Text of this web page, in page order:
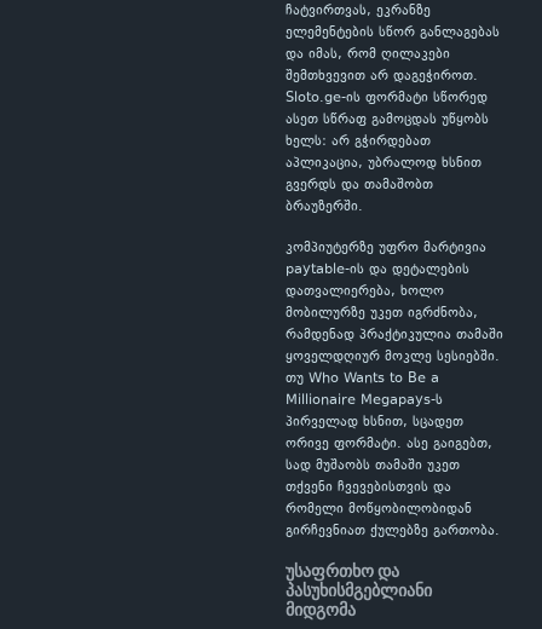
ჩატვირთვას, ეკრანზე
ელემენტების სწორ განლაგებას
და იმას, რომ ღილაკები
შემთხვევით არ დაგეჭიროთ.
Sloto.ge-ის ფორმატი სწორედ
ასეთ სწრაფ გამოცდას უწყობს
ხელს: არ გჭირდებათ
აპლიკაცია, უბრალოდ ხსნით
გვერდს და თამაშობთ
ბრაუზერში.
კომპიუტერზე უფრო მარტივია
paytable-ის და დეტალების
დათვალიერება, ხოლო
მობილურზე უკეთ იგრძნობა,
რამდენად პრაქტიკულია თამაში
ყოველდღიურ მოკლე სესიებში.
თუ Who Wants to Be a
Millionaire Megapays-ს
პირველად ხსნით, სცადეთ
ორივე ფორმატი. ასე გაიგებთ,
სად მუშაობს თამაში უკეთ
თქვენი ჩვევებისთვის და
რომელი მოწყობილობიდან
გირჩევნიათ ქულებზე გართობა.
უსაფრთხო და
პასუხისმგებლიანი
მიდგომა